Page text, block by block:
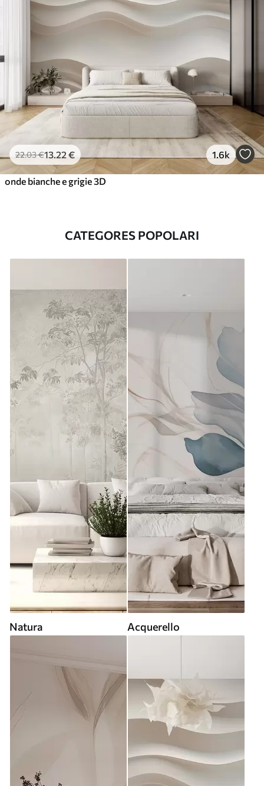
22.03€13 .22 € 1.6k
onde bianche e grigie 3D
CATEGORES POPOLARI
Natura Acquerello